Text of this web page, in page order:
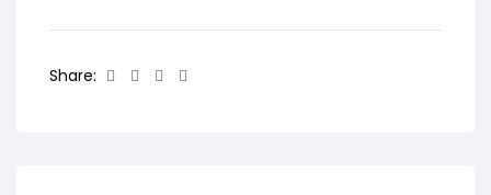
Share: Facebook
TwitterLinkedin